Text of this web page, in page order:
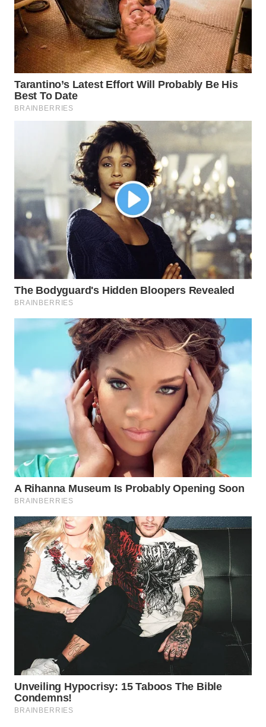
WN
DEPOK
WN
TAPANULI
WN
LAWAS
WN
SUMEDANG
WN
CIANJUR
WN
SERIBU
TANGERANG
BINJAI
WN
CIREBON
WN
INDRAMAYU
WN
KUNINGAN
WN
MAJALENGKA
WN
SUKABUMI
WN